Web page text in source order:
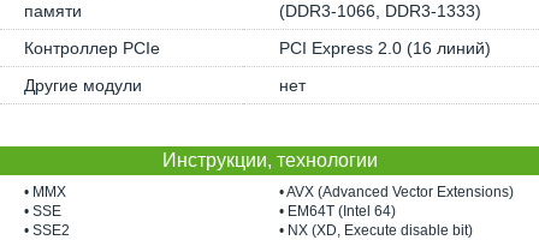
памяти
(DDR3-1066, DDR3-1333)
Контроллер PCIe
PCI Express 2.0 (16 линий)
Другие модули
нет
Инструкции, технологии
• MMX
• SSE
• SSE2
• AVX (Advanced Vector Extensions)
• EM64T (Intel 64)
• NX (XD, Execute disable bit)